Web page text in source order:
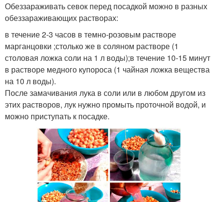
Обеззараживать севок перед посадкой можно в разных
обеззараживающих растворах:
в течение 2-3 часов в темно-розовым растворе
марганцовки ;столько же в соляном растворе (1
столовая ложка соли на 1 л воды);в течение 10-15 минут
в растворе медного купороса (1 чайная ложка вещества
на 10 л воды).
После замачивания лука в соли или в любом другом из
этих растворов, лук нужно промыть проточной водой, и
можно приступать к посадке.